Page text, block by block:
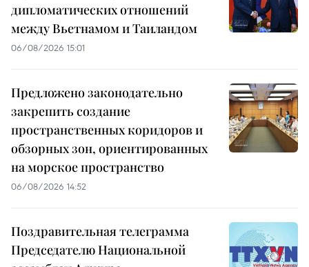
дипломатических отношений
между Вьетнамом и Таиландом
06/08/2026 15:01
Предложено законодательно
закрепить создание
пространственных коридоров и
обзорных зон, ориентированных
на морское пространство
06/08/2026 14:52
Поздравительная телеграмма
Председателю Национальной